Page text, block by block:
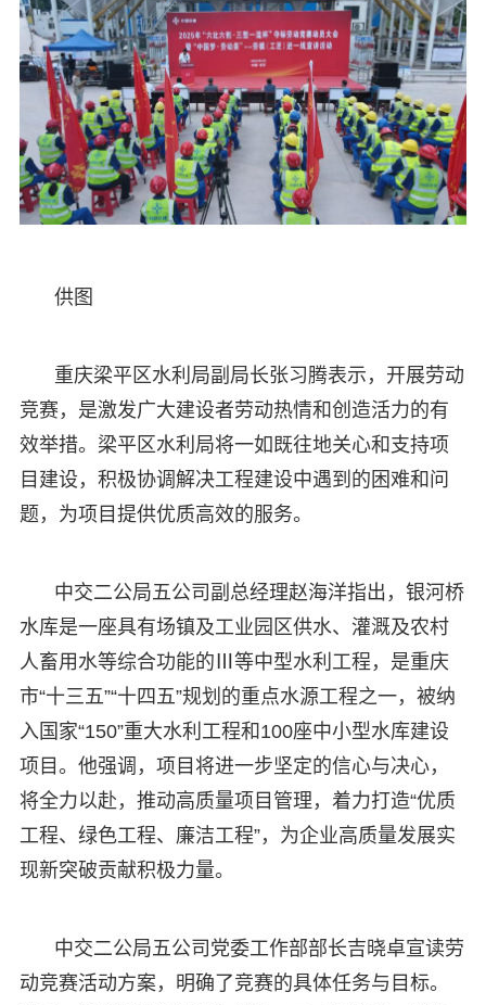
供图
重庆梁平区水利局副局长张习腾表示，开展劳动
竞赛，是激发广大建设者劳动热情和创造活力的有
效举措。梁平区水利局将一如既往地关心和支持项
目建设，积极协调解决工程建设中遇到的困难和问
题，为项目提供优质高效的服务。
中交二公局五公司副总经理赵海洋指出，银河桥
水库是一座具有场镇及工业园区供水、灌溉及农村
人畜用水等综合功能的Ⅲ等中型水利工程，是重庆
市“十三五”“十四五”规划的重点水源工程之一，被纳
入国家“150”重大水利工程和100座中小型水库建设
项目。他强调，项目将进一步坚定的信心与决心，
将全力以赴，推动高质量项目管理，着力打造“优质
工程、绿色工程、廉洁工程”，为企业高质量发展实
现新突破贡献积极力量。
中交二公局五公司党委工作部部长吉晓卓宣读劳
动竞赛活动方案，明确了竞赛的具体任务与目标。